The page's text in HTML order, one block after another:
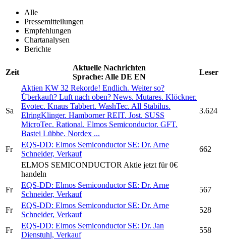
Alle
Pressemitteilungen
Empfehlungen
Chartanalysen
Berichte
Zeit
Aktuelle Nachrichten
Sprache: Alle DE EN
Leser
Sa
Aktien KW 32 Rekorde! Endlich. Weiter so?
Überkauft? Luft nach oben? News. Mutares. Klöckner.
Evotec. Knaus Tabbert. WashTec. All Stabilus.
ElringKlinger. Hamborner REIT. Jost. SUSS
MicroTec. Rational. Elmos Semiconductor. GFT.
Bastei Lübbe. Nordex ...
3.624
Fr
EQS-DD: Elmos Semiconductor SE: Dr. Arne
Schneider, Verkauf
662
ELMOS SEMICONDUCTOR Aktie jetzt für 0€
handeln
Fr
EQS-DD: Elmos Semiconductor SE: Dr. Arne
Schneider, Verkauf
567
Fr
EQS-DD: Elmos Semiconductor SE: Dr. Arne
Schneider, Verkauf
528
Fr
EQS-DD: Elmos Semiconductor SE: Dr. Jan
Dienstuhl, Verkauf
558